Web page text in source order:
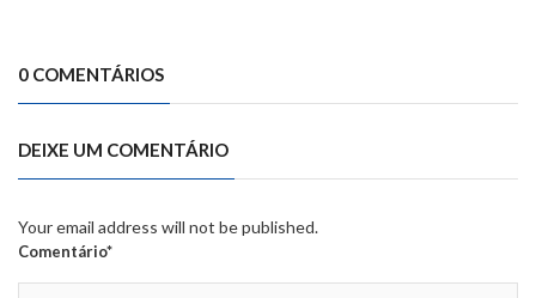
0 COMENTÁRIOS
DEIXE UM COMENTÁRIO
Your email address will not be published.
Comentário*